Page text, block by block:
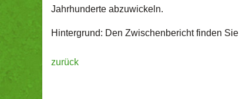
Jahrhunderte abzuwickeln.
Hintergrund: Den Zwischenbericht finden Sie
zurück